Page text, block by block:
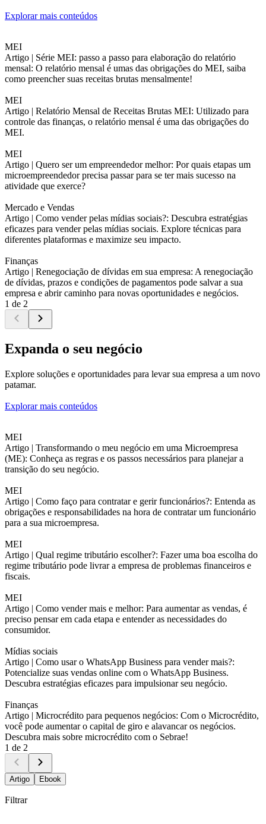
Explorar mais conteúdos
MEI
Artigo | Série MEI: passo a passo para elaboração do relatório
mensal: O relatório mensal é umas das obrigações do MEI, saiba
como preencher suas receitas brutas mensalmente!
MEI
Artigo | Relatório Mensal de Receitas Brutas MEI: Utilizado para
controle das finanças, o relatório mensal é uma das obrigações do
MEI.
MEI
Artigo | Quero ser um empreendedor melhor: Por quais etapas um
microempreendedor precisa passar para se ter mais sucesso na
atividade que exerce?
Mercado e Vendas
Artigo | Como vender pelas mídias sociais?: Descubra estratégias
eficazes para vender pelas mídias sociais. Explore técnicas para
diferentes plataformas e maximize seu impacto.
Finanças
Artigo | Renegociação de dívidas em sua empresa: A renegociação
de dívidas, prazos e condições de pagamentos pode salvar a sua
empresa e abrir caminho para novas oportunidades e negócios.
1 de 2
Expanda o seu negócio
Explore soluções e oportunidades para levar sua empresa a um novo
patamar.
Explorar mais conteúdos
MEI
Artigo | Transformando o meu negócio em uma Microempresa
(ME): Conheça as regras e os passos necessários para planejar a
transição do seu negócio.
MEI
Artigo | Como faço para contratar e gerir funcionários?: Entenda as
obrigações e responsabilidades na hora de contratar um funcionário
para a sua microempresa.
MEI
Artigo | Qual regime tributário escolher?: Fazer uma boa escolha do
regime tributário pode livrar a empresa de problemas financeiros e
fiscais.
MEI
Artigo | Como vender mais e melhor: Para aumentar as vendas, é
preciso pensar em cada etapa e entender as necessidades do
consumidor.
Mídias sociais
Artigo | Como usar o WhatsApp Business para vender mais?:
Potencialize suas vendas online com o WhatsApp Business.
Descubra estratégias eficazes para impulsionar seu negócio.
Finanças
Artigo | Microcrédito para pequenos negócios: Com o Microcrédito,
você pode aumentar o capital de giro e alavancar os negócios.
Descubra mais sobre microcrédito com o Sebrae!
1 de 2
Artigo Ebook
Filtrar